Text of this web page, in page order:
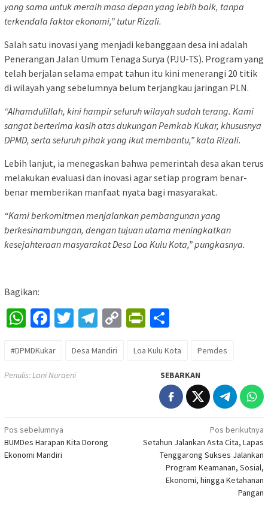
yang sama untuk meraih masa depan yang lebih baik, tanpa
terkendala faktor ekonomi,” tutur Rizali.
Salah satu inovasi yang menjadi kebanggaan desa ini adalah
Penerangan Jalan Umum Tenaga Surya (PJU-TS). Program yang
telah berjalan selama empat tahun itu kini menerangi 20 titik
di wilayah yang sebelumnya belum terjangkau jaringan PLN.
“Alhamdulillah, kini hampir seluruh wilayah sudah terang. Kami
sangat berterima kasih atas dukungan Pemkab Kukar, khususnya
DPMD, serta seluruh pihak yang ikut membantu,” kata Rizali.
Lebih lanjut, ia menegaskan bahwa pemerintah desa akan terus
melakukan evaluasi dan inovasi agar setiap program benar-
benar memberikan manfaat nyata bagi masyarakat.
“Kami berkomitmen menjalankan pembangunan yang
berkesinambungan, dengan tujuan utama meningkatkan
kesejahteraan masyarakat Desa Loa Kulu Kota,” pungkasnya.
Bagikan:
WhatsApp
Facebook
Twitter
Telegram
CopyPrintFriendly
#DPMDKukar Desa Mandiri Loa Kulu Kota Pemdes
Penulis: Lani Nuraeni SEBARKAN
Navigasi
pos
Pos sebelumnya
BUMDes Harapan Kita Dorong
Ekonomi Mandiri
Pos berikutnya
Setahun Jalankan Asta Cita, Lapas
Tenggarong Sukses Jalankan
Program Keamanan, Sosial,
Ekonomi, hingga Ketahanan
Pangan